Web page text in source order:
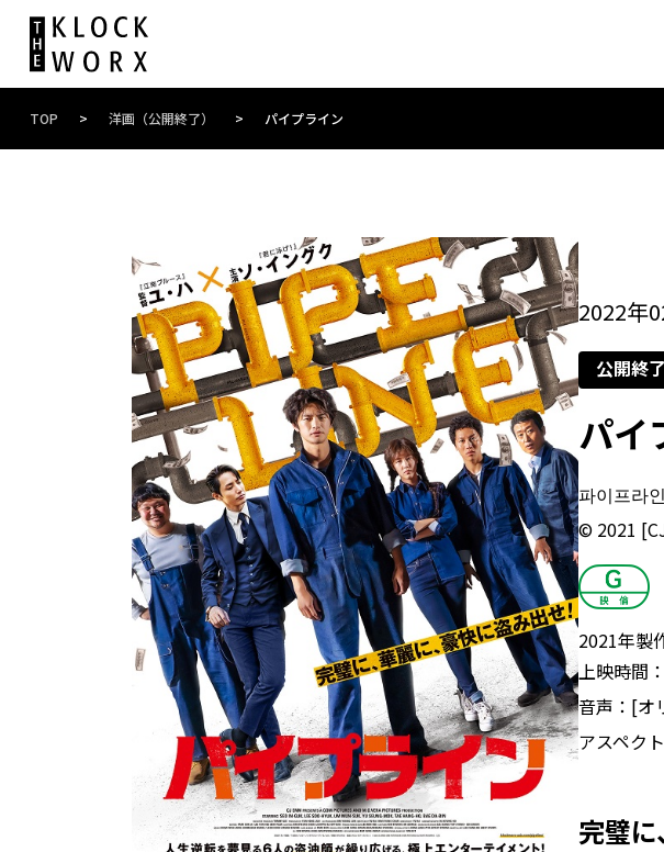
TOP > 洋画（公開終了） > パイプライン
2022年
公開終了
パイ
파이프라
© 2021
2021年製
上映時間：
音声： [オ
アスペク
完璧